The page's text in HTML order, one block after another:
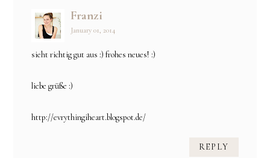
Franzi
January 01, 2014
sieht richtig gut aus :) frohes neues! :)
liebe grüße :)
http://evrythingiheart.blogspot.de/
REPLY